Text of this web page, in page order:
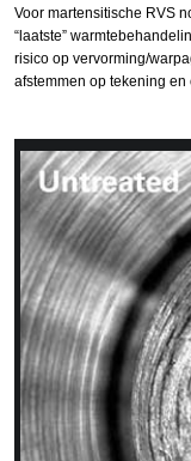
Voor martensitische RVS
“laatste”
risico op vervorming/
afstemmen op tekening en